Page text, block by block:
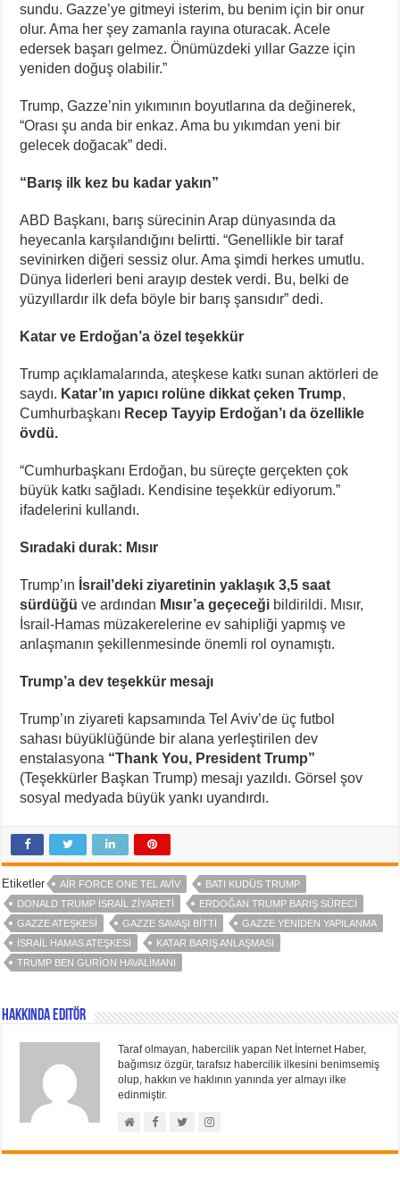
sundu. Gazze’ye gitmeyi isterim, bu benim için bir onur
olur. Ama her şey zamanla rayına oturacak. Acele
edersek başarı gelmez. Önümüzdeki yıllar Gazze için
yeniden doğuş olabilir.”
Trump, Gazze’nin yıkımının boyutlarına da değinerek,
“Orası şu anda bir enkaz. Ama bu yıkımdan yeni bir
gelecek doğacak” dedi.
“Barış ilk kez bu kadar yakın”
ABD Başkanı, barış sürecinin Arap dünyasında da
heyecanla karşılandığını belirtti. “Genellikle bir taraf
sevinirken diğeri sessiz olur. Ama şimdi herkes umutlu.
Dünya liderleri beni arayıp destek verdi. Bu, belki de
yüzyıllardır ilk defa böyle bir barış şansıdır” dedi.
Katar ve Erdoğan’a özel teşekkür
Trump açıklamalarında, ateşkese katkı sunan aktörleri de
saydı. Katar’ın yapıcı rolüne dikkat çeken Trump,
Cumhurbaşkanı Recep Tayyip Erdoğan’ı da özellikle
övdü.
“Cumhurbaşkanı Erdoğan, bu süreçte gerçekten çok
büyük katkı sağladı. Kendisine teşekkür ediyorum.”
ifadelerini kullandı.
Sıradaki durak: Mısır
Trump’ın İsrail’deki ziyaretinin yaklaşık 3,5 saat
sürdüğü ve ardından Mısır’a geçeceği bildirildi. Mısır,
İsrail-Hamas müzakerelerine ev sahipliği yapmış ve
anlaşmanın şekillenmesinde önemli rol oynamıştı.
Trump’a dev teşekkür mesajı
Trump’ın ziyareti kapsamında Tel Aviv’de üç futbol
sahası büyüklüğünde bir alana yerleştirilen dev
enstalasyona “Thank You, President Trump”
(Teşekkürler Başkan Trump) mesajı yazıldı. Görsel şov
sosyal medyada büyük yankı uyandırdı.
Etiketler AIR FORCE ONE TEL AVIV
BATI KUDÜS TRUMP
DONALD TRUMP İSRAIL ZIYARETI
ERDOĞAN TRUMP BARIŞ SÜRECI
GAZZE ATEŞKESI
GAZZE SAVAŞI BITTI
GAZZE YENIDEN YAPILANMA
İSRAIL HAMAS ATEŞKESI
KATAR BARIŞ ANLAŞMASI
TRUMP BEN GURION HAVALIMANI
Hakkında Editör
Taraf olmayan, habercilik yapan Net İnternet Haber,
bağımsız özgür, tarafsız habercilik ilkesini benimsemiş
olup, hakkın ve haklının yanında yer almayı ilke
edinmiştir.